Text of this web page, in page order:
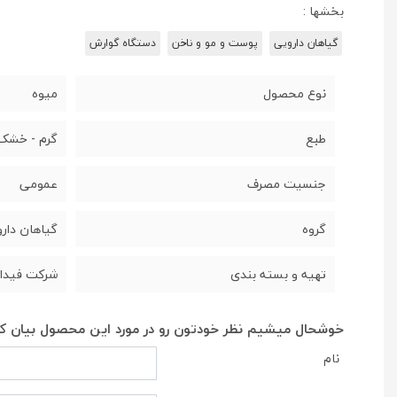
بخشها :
گیاهان دارویی پوست و مو و ناخن دستگاه گوارش
نوع محصول میوه
طبع گرم -
جنسیت مصرف عمومی
گروه گیاهان
تهیه و بسته بندی شرکت
خوشحال میشیم نظر خودتون رو در مورد این محصول بیان
نام